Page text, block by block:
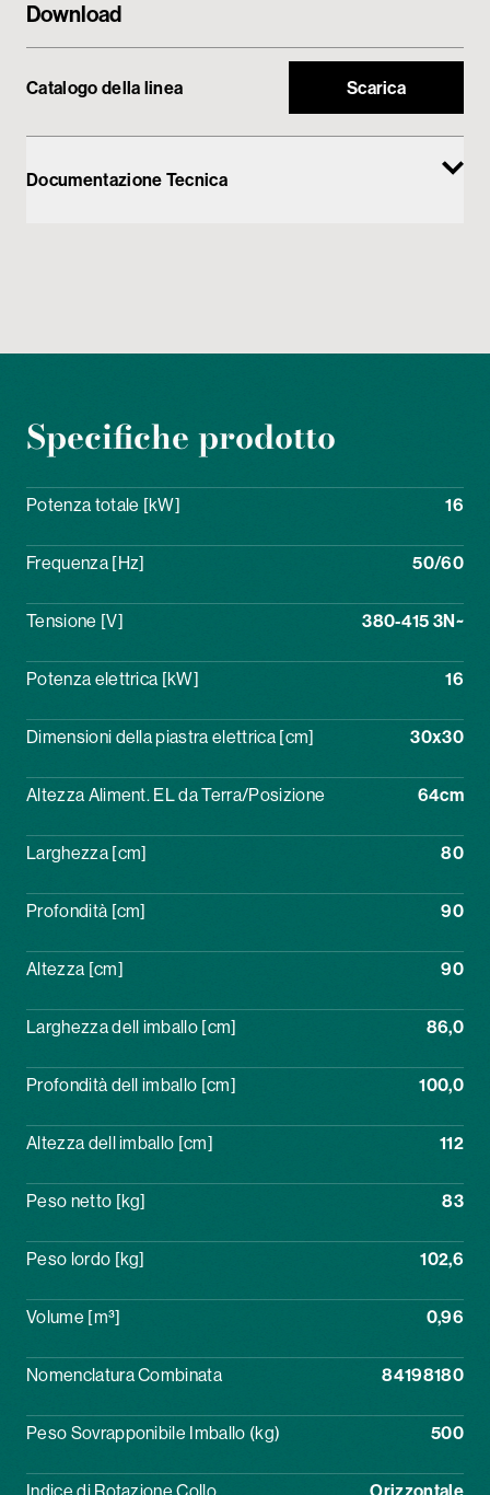
Download
Catalogo della linea Scarica
Documentazione Tecnica
Specifiche prodotto
Potenza totale [kW] 16
Frequenza [Hz] 50/60
Tensione [V] 380-415 3N~
Potenza elettrica [kW] 16
Dimensioni della piastra elettrica [cm] 30x30
Altezza Aliment. EL da Terra/Posizione 64cm
Larghezza [cm] 80
Profondità [cm] 90
Altezza [cm] 90
Larghezza dell imballo [cm] 86,0
Profondità dell imballo [cm] 100,0
Altezza dell imballo [cm] 112
Peso netto [kg] 83
Peso lordo [kg] 102,6
Volume [m³] 0,96
Nomenclatura Combinata 84198180
Peso Sovrapponibile Imballo (kg) 500